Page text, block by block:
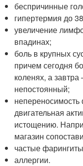
беспричинные
гипертермия до
увеличение
впадинах;
боль в крупных
причем сегодня
коленях, а
непостоянный;
двигательная
истощению.
магазин
частые
аллергии.